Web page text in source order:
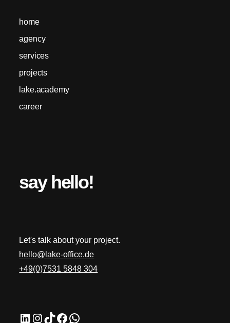
home
agency
services
projects
lake.academy
career
say hello!
Let's talk about your project.
hello@lake-office.de
+49(0)7531 5848 304